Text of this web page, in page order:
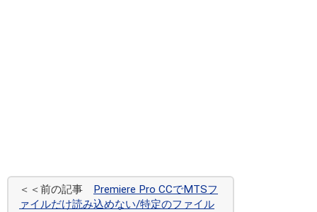
＜＜前の記事 Premiere Pro CCでMTSフ
ァイルだけ読み込めない/特定のファイル